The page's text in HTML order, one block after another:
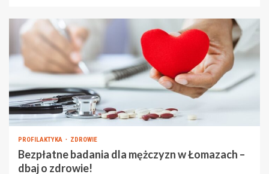
PROFILAKTYKA ZDROWIE
Bezpłatne badania dla mężczyzn w Łomazach –
dbaj o zdrowie!